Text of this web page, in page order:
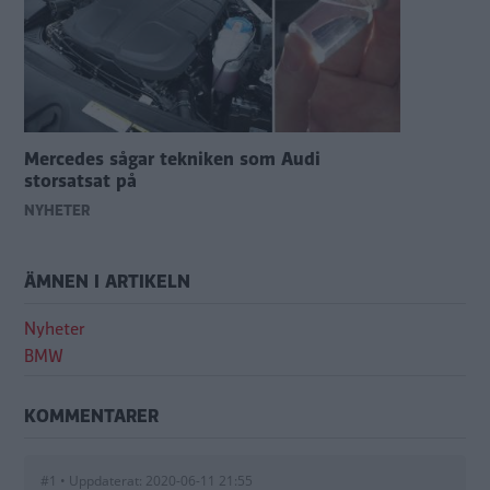
Mercedes sågar tekniken som Audi
storsatsat på
NYHETER
ÄMNEN I ARTIKELN
Nyheter
BMW
KOMMENTARER
#1 • Uppdaterat: 2020-06-11 21:55